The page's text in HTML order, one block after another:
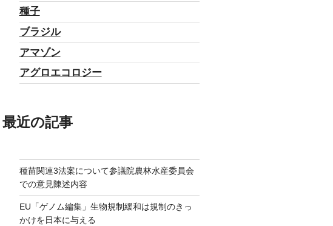
種子
ブラジル
アマゾン
アグロエコロジー
最近の記事
種苗関連3法案について参議院農林水産委員会
での意見陳述内容
EU「ゲノム編集」生物規制緩和は規制のきっ
かけを日本に与える